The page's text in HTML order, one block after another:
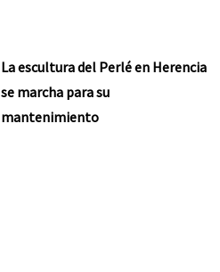
La escultura del Perlé en Herencia
se marcha para su
mantenimiento